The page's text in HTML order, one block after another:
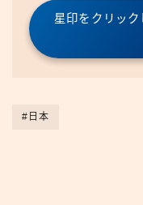
星印をクリッ
#日本